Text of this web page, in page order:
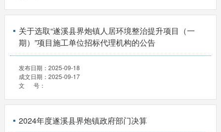
关于选取“遂溪县界炮镇人居环境整治提升项目（一
期）”项目施工单位招标代理机构的公告
发布日期： 2025-09-18
成文日期： 2025-09-17
文 号：
2024年度遂溪县界炮镇政府部门决算